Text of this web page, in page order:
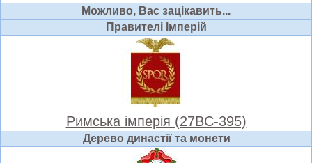
Можливо, Вас зацікавить...
Правителі Імперій
Римська імперія (27BC-395)
Дерево династії та монети